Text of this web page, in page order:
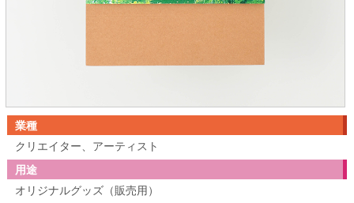
業種
クリエイター、アーティスト
用途
オリジナルグッズ（販売用）